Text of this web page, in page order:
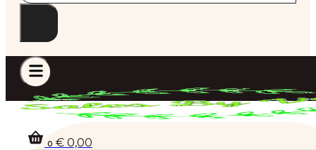
0 € 0,00